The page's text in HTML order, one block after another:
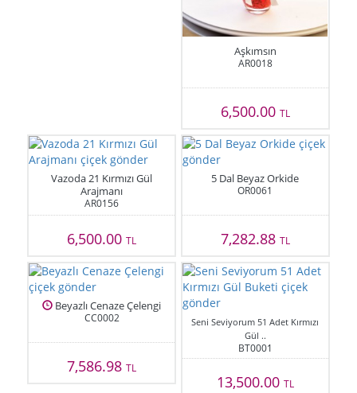
Aşkımsın
AR0018
6,500.00 TL
Vazoda 21 Kırmızı Gül
Arajmanı
AR0156
6,500.00TL
5 Dal Beyaz Orkide
OR0061
7,282.88 TL
Beyazlı Cenaze Çelengi
CC0002
7,586.98TL
Seni Seviyorum 51 Adet Kırmızı
Gül ..
BT0001
13,500.00 TL